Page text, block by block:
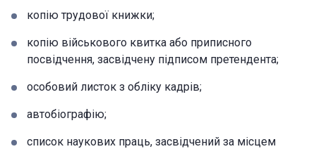
копію трудової книжки;
копію військового квитка або приписного
посвідчення, засвідчену підписом претендента;
особовий листок з обліку кадрів;
автобіографію;
список наукових праць, засвідчений за місцем